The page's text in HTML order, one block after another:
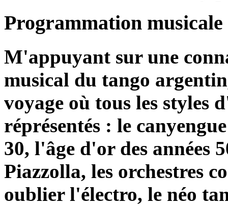
Programmation musicale
M'appuyant sur une
musical du tango
voyage où tous les styles
réprésentés : le
30, l'âge d'or des années
Piazzolla, les orchestres
oublier l'électro, le néo